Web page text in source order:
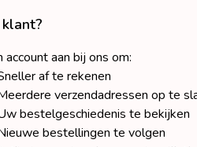
account aan bij ons om:
af te rekenen
verzendadressen op te
bestelgeschiedenis te bekijken
bestellingen te volgen